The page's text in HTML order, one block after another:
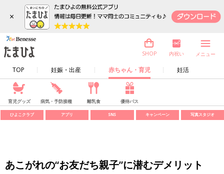
×
TOP 妊娠・出産 赤ちゃん・育児 妊活
SHOP 内祝い メニュー
育児グッズ 病気・予防接種 離乳食 優待パス
ひよこクラブ アプリ SNS キャンペーン 写真スタジオ
あこがれの“お友だち親子”に潜むデメリット